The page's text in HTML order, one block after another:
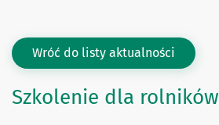
Wróć do listy aktualności
Szkolenie dla rolników